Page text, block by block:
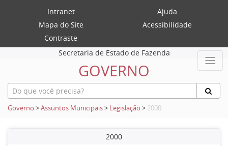
Intranet
Ajuda
Mapa do Site
Acessibilidade
Contraste
Secretaria de Estado de Fazenda
GOVERNO
Governo >Assuntos Municipais> Legislação > 2000
2000